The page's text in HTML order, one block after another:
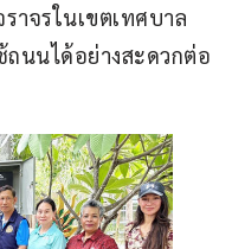
าจรในเขตเทศบาล
นนได้อย่างสะดวกต่อ